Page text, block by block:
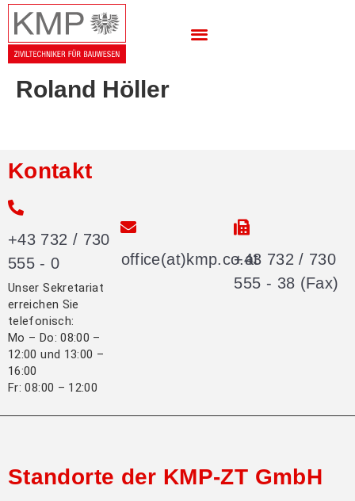
Roland Höller
Kontakt
+43 732 / 730
555 - 0
Unser Sekretariat
erreichen Sie
telefonisch:
Mo – Do: 08:00 –
12:00 und 13:00 –
16:00
Fr: 08:00 – 12:00
office(at)kmp.co.at+43 732 / 730
555 - 38 (Fax)
Standorte der KMP-ZT GmbH